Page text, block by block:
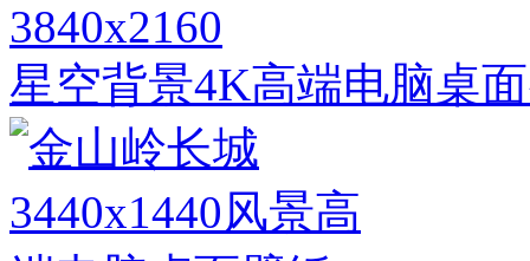
3840x2160
星空背景4K高端电脑桌